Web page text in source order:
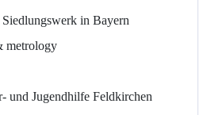
in Bayern
metrology
und Jugendhilfe Feldkirchen